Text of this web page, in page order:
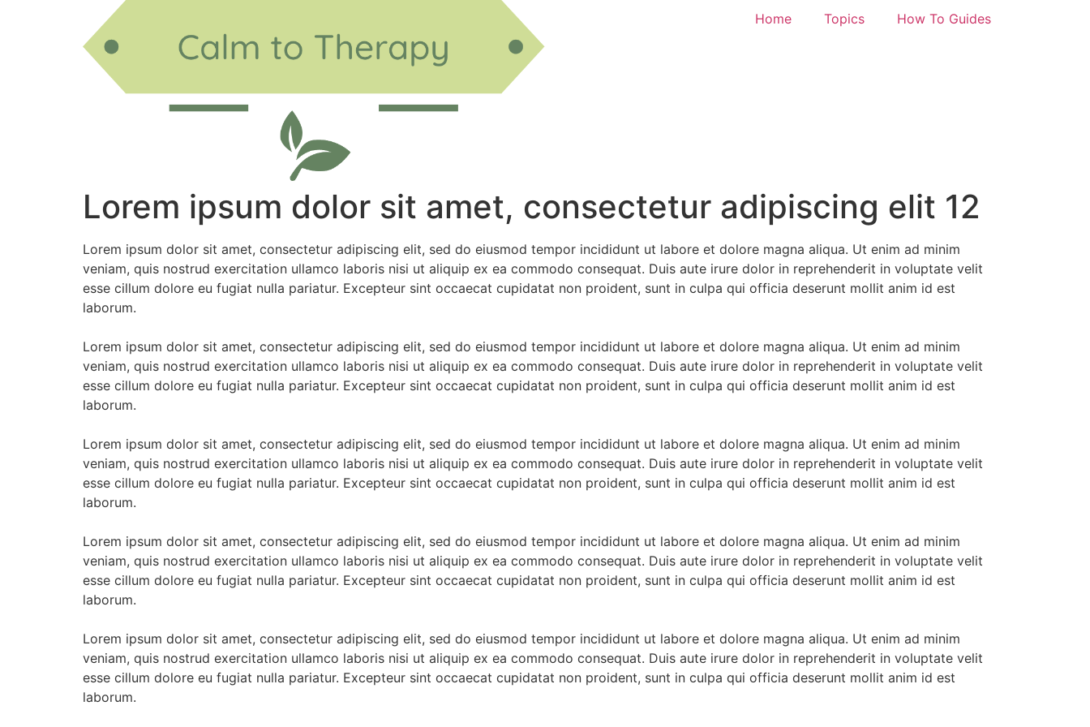
Home Topics How To Guides
Lorem ipsum dolor sit amet, consectetur adipiscing elit 12
Lorem ipsum dolor sit amet, consectetur adipiscing elit, sed do eiusmod tempor incididunt ut labore et dolore magna aliqua. Ut enim ad minim
veniam, quis nostrud exercitation ullamco laboris nisi ut aliquip ex ea commodo consequat. Duis aute irure dolor in reprehenderit in voluptate velit
esse cillum dolore eu fugiat nulla pariatur. Excepteur sint occaecat cupidatat non proident, sunt in culpa qui officia deserunt mollit anim id est
laborum.
Lorem ipsum dolor sit amet, consectetur adipiscing elit, sed do eiusmod tempor incididunt ut labore et dolore magna aliqua. Ut enim ad minim
veniam, quis nostrud exercitation ullamco laboris nisi ut aliquip ex ea commodo consequat. Duis aute irure dolor in reprehenderit in voluptate velit
esse cillum dolore eu fugiat nulla pariatur. Excepteur sint occaecat cupidatat non proident, sunt in culpa qui officia deserunt mollit anim id est
laborum.
Lorem ipsum dolor sit amet, consectetur adipiscing elit, sed do eiusmod tempor incididunt ut labore et dolore magna aliqua. Ut enim ad minim
veniam, quis nostrud exercitation ullamco laboris nisi ut aliquip ex ea commodo consequat. Duis aute irure dolor in reprehenderit in voluptate velit
esse cillum dolore eu fugiat nulla pariatur. Excepteur sint occaecat cupidatat non proident, sunt in culpa qui officia deserunt mollit anim id est
laborum.
Lorem ipsum dolor sit amet, consectetur adipiscing elit, sed do eiusmod tempor incididunt ut labore et dolore magna aliqua. Ut enim ad minim
veniam, quis nostrud exercitation ullamco laboris nisi ut aliquip ex ea commodo consequat. Duis aute irure dolor in reprehenderit in voluptate velit
esse cillum dolore eu fugiat nulla pariatur. Excepteur sint occaecat cupidatat non proident, sunt in culpa qui officia deserunt mollit anim id est
laborum.
Lorem ipsum dolor sit amet, consectetur adipiscing elit, sed do eiusmod tempor incididunt ut labore et dolore magna aliqua. Ut enim ad minim
veniam, quis nostrud exercitation ullamco laboris nisi ut aliquip ex ea commodo consequat. Duis aute irure dolor in reprehenderit in voluptate velit
esse cillum dolore eu fugiat nulla pariatur. Excepteur sint occaecat cupidatat non proident, sunt in culpa qui officia deserunt mollit anim id est
laborum.